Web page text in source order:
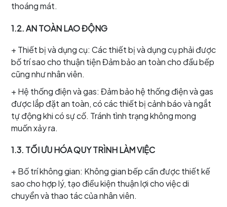
thoáng mát.
1.2. AN TOÀN LAO ĐỘNG
+ Thiết bị và dụng cụ: Các thiết bị và dụng cụ phải được
bố trí sao cho thuận tiện Đảm bảo an toàn cho đầu bếp
cũng như nhân viên.
+ Hệ thống điện và gas: Đảm bảo hệ thống điện và gas
được lắp đặt an toàn, có các thiết bị cảnh báo và ngắt
tự động khi có sự cố. Tránh tình trạng không mong
muốn xảy ra.
1.3. TỐI ƯU HÓA QUY TRÌNH LÀM VIỆC
+ Bố trí không gian: Không gian bếp cần được thiết kế
sao cho hợp lý, tạo điều kiện thuận lợi cho việc di
chuyển và thao tác của nhân viên.